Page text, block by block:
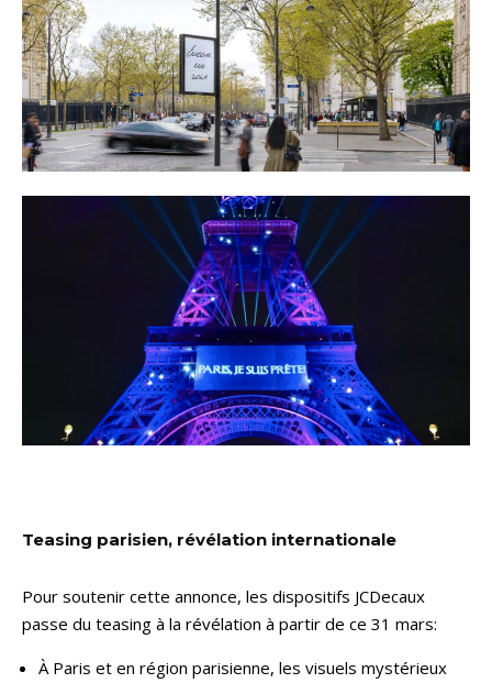
Teasing parisien, révélation internationale
Pour soutenir cette annonce, les dispositifs JCDecaux
passe du teasing à la révélation à partir de ce 31 mars:
À Paris et en région parisienne, les visuels mystérieux